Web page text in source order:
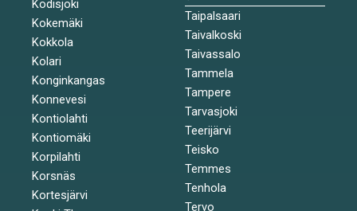
Kodisjoki
Kokemäki
Kokkola
Kolari
Konginkangas
Konnevesi
Kontiolahti
Kontiomäki
Korpilahti
Korsnäs
Kortesjärvi
Taipalsaari
Taivalkoski
Taivassalo
Tammela
Tampere
Tarvasjoki
Teerijärvi
Teisko
Temmes
Tenhola
Tervo